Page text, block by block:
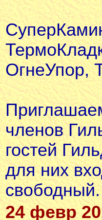
ОгнеУпор,
членов
гостей
для них
свободный.
24 февр